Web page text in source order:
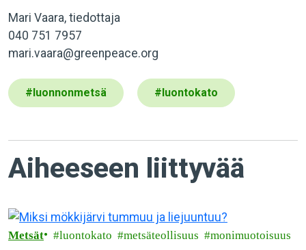
Mari Vaara, tiedottaja
040 751 7957
mari.vaara@greenpeace.org
#luonnonmetsä #luontokato
Aiheeseen liittyvää
Metsät luontokato metsäteollisuus monimuotoisuus